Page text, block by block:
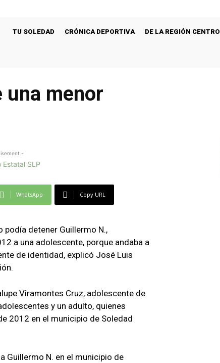
TU SOLEDAD CRÓNICA DEPORTIVA DE LA REGIÓN CENTRO
una menor
-
WhatsApp Copy URL
podía detener Guillermo N.,
a una adolescente, porque andaba a
de identidad, explicó José Luis
Viramontes Cruz, adolescente de
y un adulto, quienes
2012 en el municipio de Soledad
Guillermo N. en el municipio de